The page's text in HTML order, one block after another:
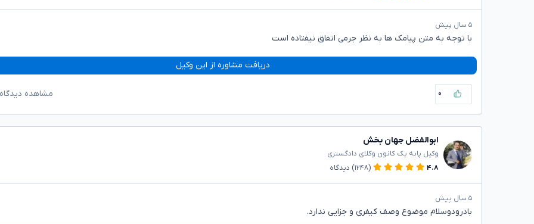
۵ سال پیش
با توجه به متن پیامک ها به نظر جرمی اتفاق نیفتاده است ‌
دریافت مشاوره از این وکیل
۰ مشاهده
ابوالفضل جهان بخش
وکیل پایه یک کانون وکلای دادگستری
۴.۸
(۱۲۴۸) دیدگاه
۵ سال پیش
بادرودوسلام موضوع وصف کیفری و جزایی ندارد.